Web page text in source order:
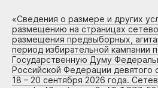
«Сведения о размере и других
размещению на страницах
размещения предвыборных,
период избирательной кампании
Государственную Думу
Российской Федерации девятого
18 – 20 сентября 2026 года.